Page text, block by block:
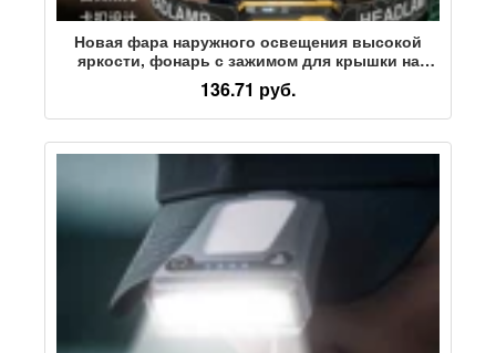
Новая фара наружного освещения высокой
яркости, фонарь с зажимом для крышки на
голове, волновой датчик, цифровой дисплей
питания, перезаряжаемая и портативная
136.71 руб.